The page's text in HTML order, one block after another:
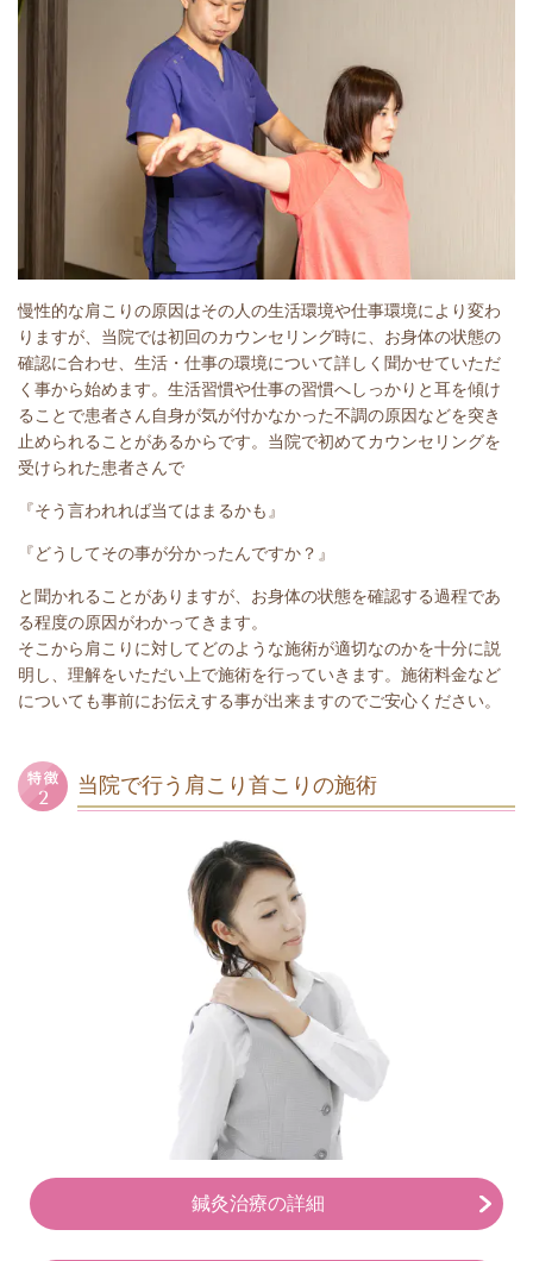
慢性的な肩こりの原因はその人の生活環境や仕事環境により変わ
りますが、当院では初回のカウンセリング時に、お身体の状態の
確認に合わせ、生活・仕事の環境について詳しく聞かせていただ
く事から始めます。生活習慣や仕事の習慣へしっかりと耳を傾け
ることで患者さん自身が気が付かなかった不調の原因などを突き
止められることがあるからです。当院で初めてカウンセリングを
受けられた患者さんで
『そう言われれば当てはまるかも』
『どうしてその事が分かったんですか？』
と聞かれることがありますが、お身体の状態を確認する過程であ
る程度の原因がわかってきます。
そこから肩こりに対してどのような施術が適切なのかを十分に説
明し、理解をいただい上で施術を行っていきます。施術料金など
についても事前にお伝えする事が出来ますのでご安心ください。
当院で行う肩こり首こりの施術
鍼灸治療の詳細